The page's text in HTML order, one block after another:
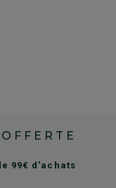
99€ d'achats